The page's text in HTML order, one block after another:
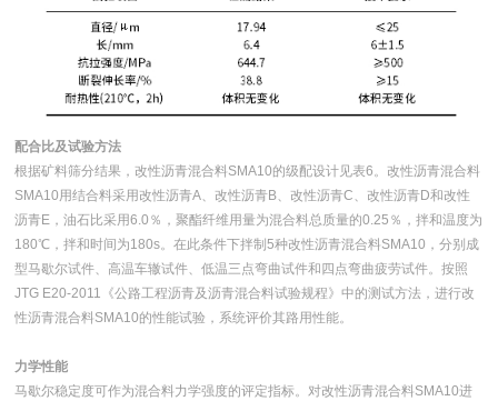
配合比及试验方法
根据矿料筛分结果，改性沥青混合料SMA10的级配设计见表6。改性沥青混合料
SMA10用结合料采用改性沥青A、改性沥青B、改性沥青C、改性沥青D和改性
沥青E，油石比采用6.0％，聚酯纤维用量为混合料总质量的0.25％，拌和温度为
180℃，拌和时间为180s。在此条件下拌制5种改性沥青混合料SMA10，分别成
型马歇尔试件、高温车辙试件、低温三点弯曲试件和四点弯曲疲劳试件。按照
JTG E20-2011《公路工程沥青及沥青混合料试验规程》中的测试方法，进行改
性沥青混合料SMA10的性能试验，系统评价其路用性能。
力学性能
马歇尔稳定度可作为混合料力学强度的评定指标。对改性沥青混合料SMA10进